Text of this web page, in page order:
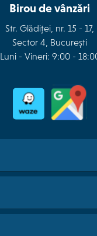
Birou de vânzări
Str. Glădiței, nr. 15 - 17,
Sector 4, București
Luni - Vineri: 9:00 -